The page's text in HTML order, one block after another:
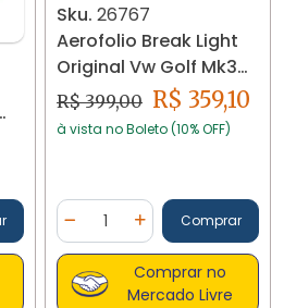
Sku. 26767
Aerofolio Break Light
Original Vw Golf Mk3
1994 /99 26767
R$ 399,00 R$ 359,10
à vista no Boleto (10% OFF)
Diminuir Quantidade
Quantidade
AdicionarComprar
Comprar no
Mercado Livre